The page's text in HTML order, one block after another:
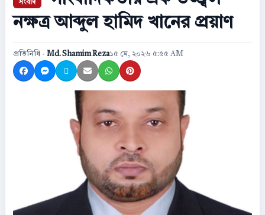
নক্ষত্র আব্দুল হামিদ খানের প্রয়াণ
প্রতিনিধি - Md. Shamim Reza১৫ মে, ২০২৬ ৫:৫৫ AM
Share on Facebook
Share on Messenger
Share on XShare by Email
Share on WhatsApp
Share on Pinterest